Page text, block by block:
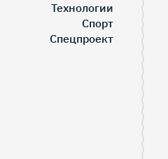
Технологии
Спорт
Спецпроект